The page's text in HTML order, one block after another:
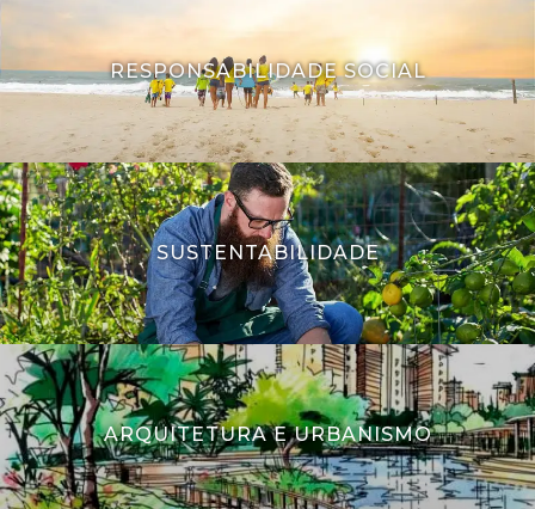
RESPONSABILIDADE SOCIAL
SUSTENTABILIDADE
ARQUITETURA E URBANISMO